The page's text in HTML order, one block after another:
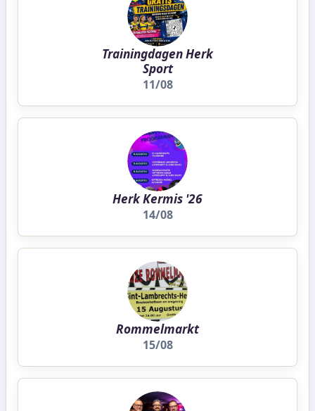
Trainingdagen Herk
Sport
11/08
Herk Kermis '26
14/08
Rommelmarkt
15/08